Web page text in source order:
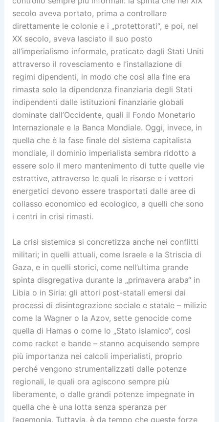
secolo aveva portato, prima a controllare
direttamente le colonie e i „protettorati“, e poi, nel
XX secolo, aveva lasciato il suo posto
all’imperialismo informale, praticato dagli Stati Uniti
attraverso il rovesciamento e l’installazione di
regimi dipendenti, in modo che così alla fine era
rimasta solo la dipendenza finanziaria degli Stati
indipendenti dalle istituzioni finanziarie globali
dominate dall’Occidente, quali il Fondo Monetario
Internazionale e la Banca Mondiale. Oggi, invece, in
quella che è la fase finale del sistema capitalista
mondiale, il dominio imperialista sembra ridotto a
essere solo il mero mantenimento di tutte quelle vie
estrattive, attraverso le quali le risorse e i vettori
energetici devono essere trasportati dalle aree di
collasso economico ed ecologico, a quelli che sono
i centri in crisi rimasti.
La crisi sistemica si concretizza anche nei conflitti
militari; in quelli attuali, come Israele e la Striscia di
Gaza, e in quelli storici, come nell’ultima grande
spinta disgregativa durante la „primavera araba“ in
Libia o in Siria: gli attori post-statali emersi dai
processi di disintegrazione sociale e statale – milizie
come la Wagner o la Azov, sette genocide come
quella di Hamas o come lo „Stato islamico“, così
come racket e bande – stanno acquisendo sempre
più importanza nei calcoli imperialisti, proprio
perché vengono strumentalizzati dalle potenze
regionali, le quali ora agiscono sempre più
liberamente, o dalle grandi potenze impegnate in
quella che è una lotta senza speranza per
l’egemonia. Tuttavia, è da tempo che queste forze